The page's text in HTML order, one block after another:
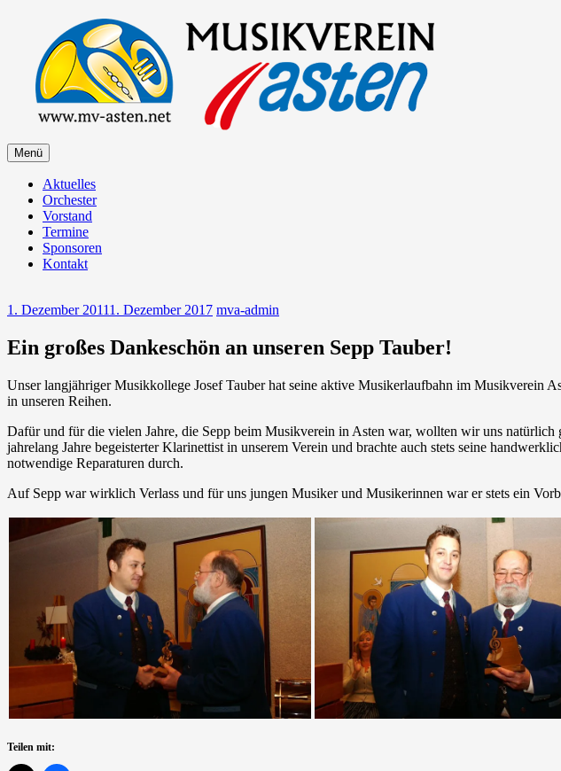
springen
Musikverein Asten
Menü Zum
Inhalt
springen
Aktuelles
Orchester
Vorstand
Termine
Sponsoren
Kontakt
1. Dezember 20111. Dezember 2017 mva-admin
Ein großes Dankeschön an unseren Sepp Tauber!
Unser langjähriger Musikkollege Josef Tauber hat seine aktive Musikerlaufbahn im Musikverein
in unseren Reihen.
Dafür und für die vielen Jahre, die Sepp beim Musikverein in Asten war, wollten wir uns
jahrelang Jahre begeisterter Klarinettist in unserem Verein und brachte auch stets seine
notwendige Reparaturen durch.
Auf Sepp war wirklich Verlass und für uns jungen Musiker und Musikerinnen war er stets ein
Teilen mit: